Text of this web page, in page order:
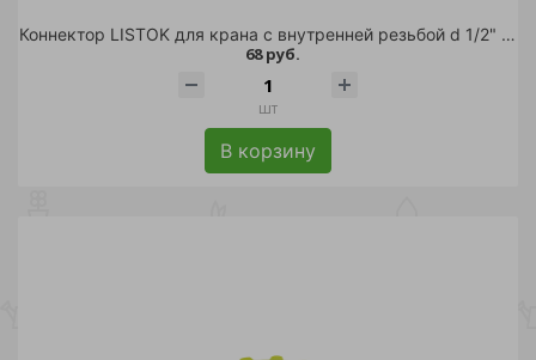
Коннектор LISTOK для крана с внутренней резьбой d 1/2" /240
68 руб.
шт
В корзину